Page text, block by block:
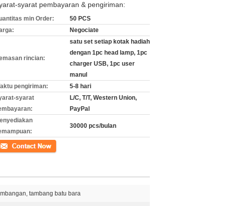
syarat pembayaran & pengiriman:
min Order:
50 PCS
Negociate
rincian:
satu set setiap kotak hadiah
dengan 1pc head lamp, 1pc
charger USB, 1pc user
manul
pengiriman:
5-8 hari
syarat
L/C, T/T, Western Union,
PayPal
30000 pcs/bulan
tambang batu bara